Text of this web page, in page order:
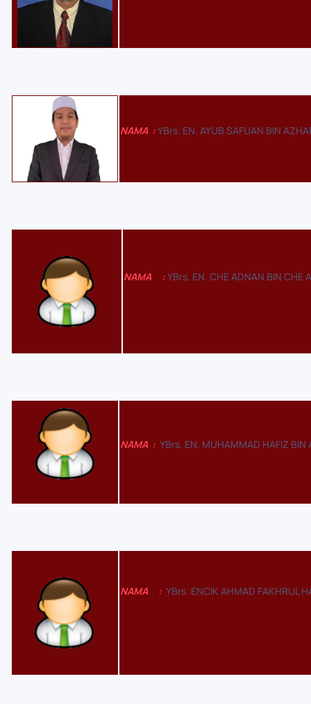
NAMA :YBrs. EN. AYUB SAFUAN BIN
NAMA :YBrs. EN. CHE ADNAN BIN CHE
NAMA : YBrs. EN. MUHAMMAD HAFIZ BIN
NAMA : YBrs. ENCIK AHMAD FAKHRUL